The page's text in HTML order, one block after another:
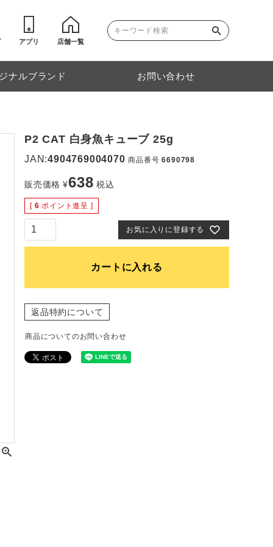
アプリ 店舗一覧
ナルブランド お問い合わせ
P2 CAT 白身魚キューブ 25g
JAN:4904769004070 商品番号 6690798
販売価格 ¥638 税込
[ 6 ポイント進呈 ]
お気に入りに登録する
カートに入れる
返品特約について
商品についてのお問い合わせ